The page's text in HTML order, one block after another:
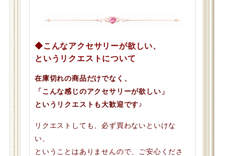
◆こんなアクセサリーが欲しい、
というリクエストについて
在庫切れの商品だけでなく、
「こんな感じのアクセサリーが欲しい」
というリクエストも大歓迎です♪
リクエストしても、必ず買わないといけな
い、
ということはありませんので、ご安心くださ